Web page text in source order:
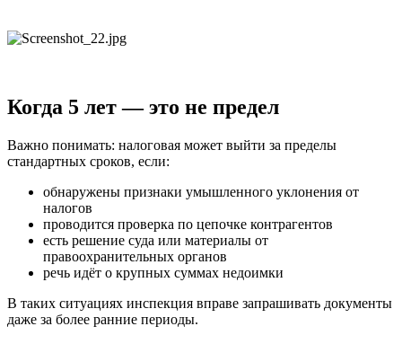
Когда 5 лет — это не предел
Важно понимать: налоговая может выйти за пределы
стандартных сроков, если:
обнаружены признаки умышленного уклонения от
налогов
проводится проверка по цепочке контрагентов
есть решение суда или материалы от
правоохранительных органов
речь идёт о крупных суммах недоимки
В таких ситуациях инспекция вправе запрашивать документы
даже за более ранние периоды.